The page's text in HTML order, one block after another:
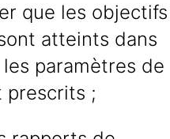
que les objectifs
atteints dans
paramètres de
prescrits ;